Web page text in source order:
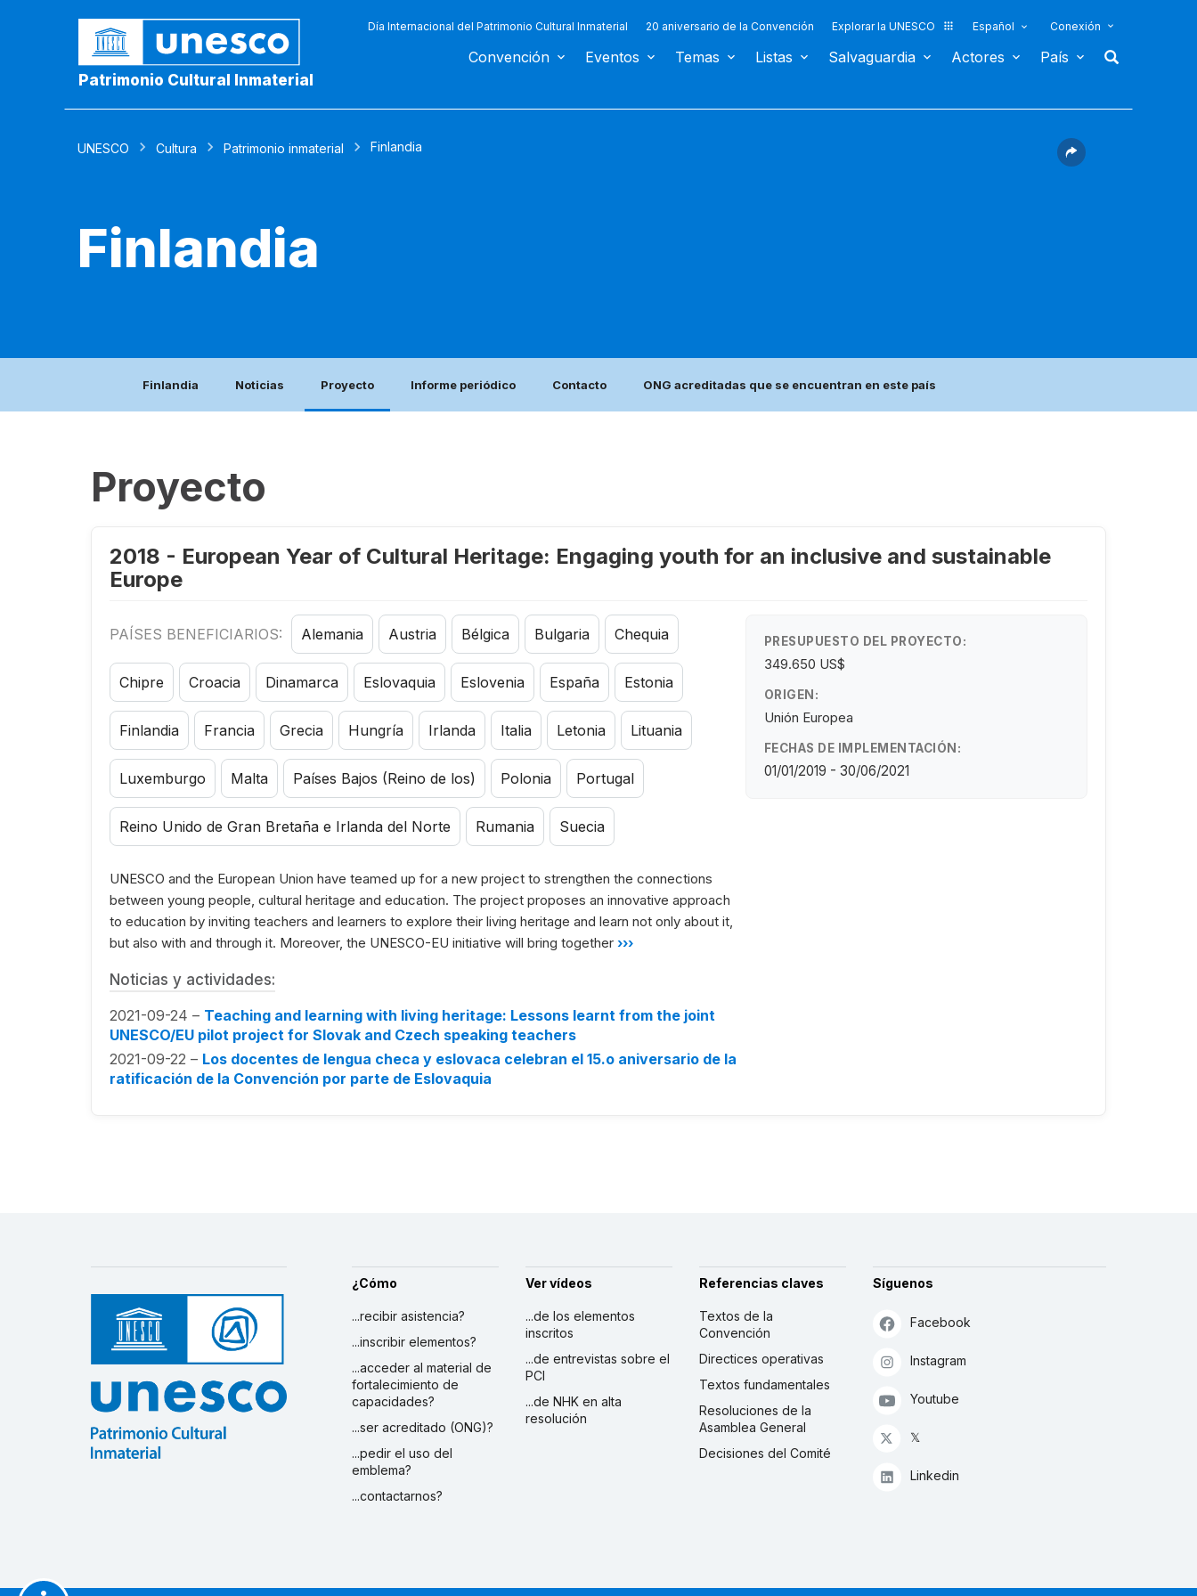
Patrimonio Cultural Inmaterial
Día Internacional del Patrimonio Cultural Inmaterial 20 aniversario de la Convención Explorar la UNESCO Español Conexión
Convención Eventos Temas Listas Salvaguardia Actores País
UNESCO Cultura Patrimonio inmaterial Finlandia
Finlandia
Finlandia Noticias Proyecto Informe periódico Contacto ONG acreditadas que se encuentran en este país
Proyecto
2018 - European Year of Cultural Heritage: Engaging youth for an inclusive and sustainable
Europe
PAÍSES BENEFICIARIOS: Alemania Austria Bélgica Bulgaria Chequia
Chipre Croacia Dinamarca Eslovaquia Eslovenia España Estonia
Finlandia Francia Grecia Hungría Irlanda Italia Letonia Lituania
Luxemburgo Malta Países Bajos (Reino de los) Polonia Portugal
Reino Unido de Gran Bretaña e Irlanda del Norte Rumania Suecia
UNESCO and the European Union have teamed up for a new project to strengthen the connections
between young people, cultural heritage and education. The project proposes an innovative approach
to education by inviting teachers and learners to explore their living heritage and learn not only about it,
but also with and through it. Moreover, the UNESCO-EU initiative will bring together ›››
Noticias y actividades:
2021-09-24 – Teaching and learning with living heritage: Lessons learnt from the joint
UNESCO/EU pilot project for Slovak and Czech speaking teachers
2021-09-22 – Los docentes de lengua checa y eslovaca celebran el 15.o aniversario de la
ratificación de la Convención por parte de Eslovaquia
PRESUPUESTO DEL PROYECTO:
349.650 US$
ORIGEN:
Unión Europea
FECHAS DE IMPLEMENTACIÓN:
01/01/2019 - 30/06/2021
¿Cómo
...recibir asistencia?
...inscribir elementos?
...acceder al material de
fortalecimiento de
capacidades?
...ser acreditado (ONG)?
...pedir el uso del
emblema?
...contactarnos?
Ver vídeos
...de los elementos
inscritos
...de entrevistas sobre el
PCI
...de NHK en alta
resolución
Referencias claves
Textos de la
Convención
Directices operativas
Textos fundamentales
Resoluciones de la
Asamblea General
Decisiones del Comité
Síguenos
Facebook
Instagram
Youtube
𝕏
Linkedin